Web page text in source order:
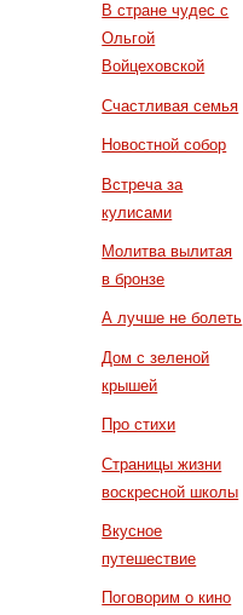
В стране чудес с
Ольгой
Войцеховской
Счастливая семья
Новостной собор
Встреча за
кулисами
Молитва вылитая
в бронзе
А лучше не болеть
Дом с зеленой
крышей
Про стихи
Страницы жизни
воскресной школы
Вкусное
путешествие
Поговорим о кино